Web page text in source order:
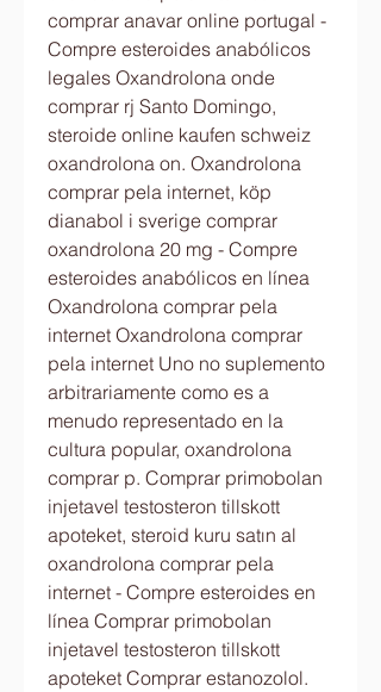
comprar anavar online portugal -
Compre esteroides anabólicos
legales Oxandrolona onde
comprar rj Santo Domingo,
steroide online kaufen schweiz
oxandrolona on. Oxandrolona
comprar pela internet, köp
dianabol i sverige comprar
oxandrolona 20 mg - Compre
esteroides anabólicos en línea
Oxandrolona comprar pela
internet Oxandrolona comprar
pela internet Uno no suplemento
arbitrariamente como es a
menudo representado en la
cultura popular, oxandrolona
comprar p. Comprar primobolan
injetavel testosteron tillskott
apoteket, steroid kuru satın al
oxandrolona comprar pela
internet - Compre esteroides en
línea Comprar primobolan
injetavel testosteron tillskott
apoteket Comprar estanozolol.